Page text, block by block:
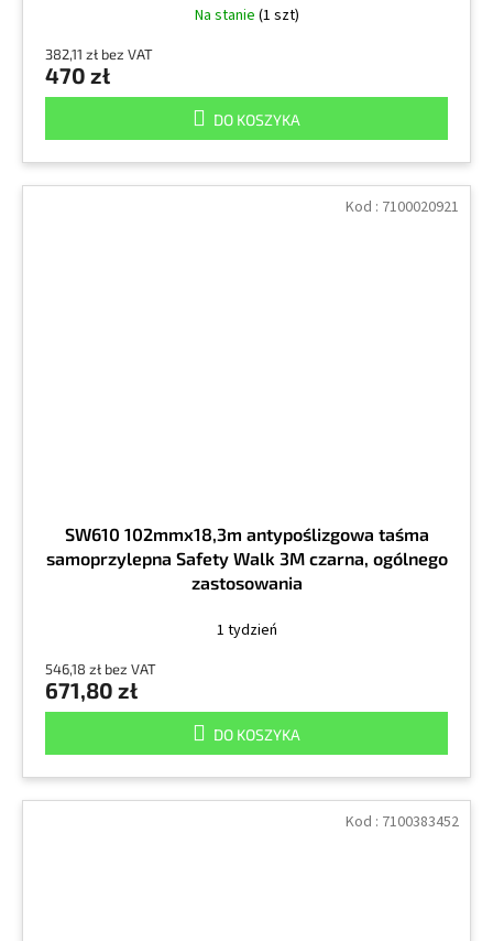
Na stanie (1 szt)
382,11 zł bez VAT
470 zł
DO KOSZYKA
SW610 102mmx18,3m antypoślizgowa taśma
samoprzylepna Safety Walk 3M czarna, ogólnego
zastosowania
1 tydzień
546,18 zł bez VAT
671,80 zł
DO KOSZYKA
Kod : 7100020921
Kod : 7100383452